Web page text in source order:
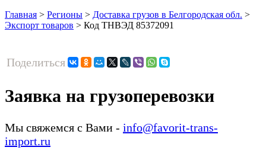
Главная > Регионы > Доставка грузов в Белгородская обл. >
Экспорт товаров > Код ТНВЭД 85372091
Поделиться
Заявка на грузоперевозки
Мы свяжемся с Вами - info@favorit-trans-
import.ru